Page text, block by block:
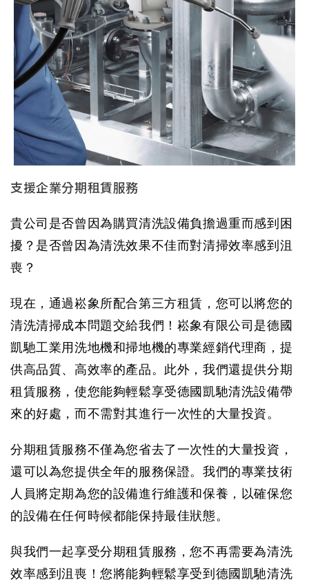
支援企業分期租賃服務
貴公司是否曾因為購買清洗設備負擔過重而感到困
擾？是否曾因為清洗效果不佳而對清掃效率感到沮
喪？
現在，通過崧象所配合第三方租賃，您可以將您的
清洗清掃成本問題交給我們！崧象有限公司是德國
凱馳工業用洗地機和掃地機的專業經銷代理商，提
供高品質、高效率的產品。此外，我們還提供分期
租賃服務，使您能夠輕鬆享受德國凱馳清洗設備帶
來的好處，而不需對其進行一次性的大量投資。
分期租賃服務不僅為您省去了一次性的大量投資，
還可以為您提供全年的服務保證。我們的專業技術
人員將定期為您的設備進行維護和保養，以確保您
的設備在任何時候都能保持最佳狀態。
與我們一起享受分期租賃服務，您不再需要為清洗
效率感到沮喪！您將能夠輕鬆享受到德國凱馳清洗